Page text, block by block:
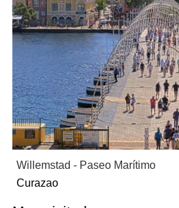
Willemstad - Paseo Marítimo
Curazao